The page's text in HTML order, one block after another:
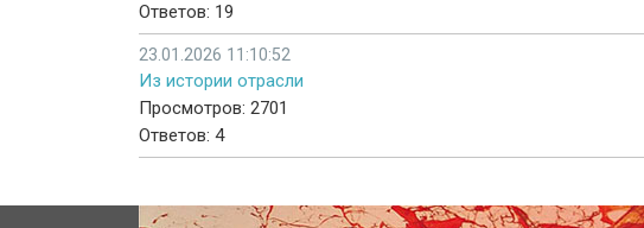
Ответов: 19
23.01.2026 11:10:52
Из истории отрасли
Просмотров: 2701
Ответов: 4